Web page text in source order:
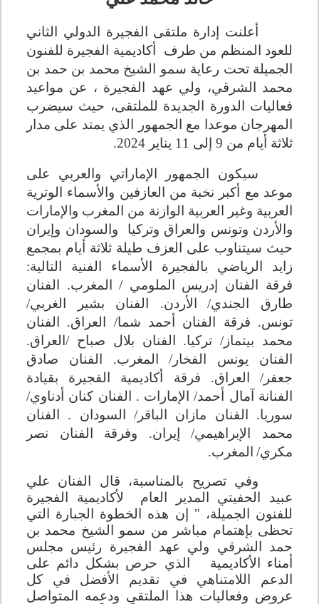
أعلنت إدارة ملتقى الفجيرة الدولي الثاني
للعود المنظم من طرف أكاديمية الفجيرة للفنون
الجميلة تحت رعاية سمو الشيخ محمد بن حمد بن
محمد الشرقي، ولي عهد الفجيرة ، عن مواعيد
فعاليات الدورة الجديدة للملتقى، حيث سيضرب
المهرجان موعدا مع الجمهور الذي يمتد على مدار
ثلاثة أيام من 9 إلى 11 يناير 2024
.
سيكون الجمهور الإماراتي والعربي على
موعد مع أكبر نخبة من العازفين والأسماء الوترية
العربية وغير العربية الوازنة من المغرب والإمارات
والأردن وتونس والعراق وتركيا والسودان وإيران
حيث سيتناوب على العزف طيلة ثلاثة أيام بمجمع
زايد الرياضي بالفجيرة الأسماء الفنية التالية:
فرقة الفنان إدريس الملومي/
المغرب. الفنان
طارق الجندي/ الأردن. الفنان بشير الغربي/
تونس. فرقة الفنان أحمد شما/ العراق. الفنان
محمد بيتماز/تركيا. الفنان بلال صباح/ العراق.
الفنان يونس الفخار/المغرب. الفنان صادق
جعفر/ العراق. فرقة أكاديمية الفجيرة بقيادة
الفنانة آمال أحمد/الإمارات . الفنان كنان أدناوي/
سوريا. الفنان مازان الباقر/ السودان . الفنان
محمد الإبراهيمي/إيران. وفرقة الفنان نصر
مكري/ المغرب.
وفي تصريح بالمناسبة، قال الفنان علي
عبيد الحفيتي المدير العام لأكاديمية الفجيرة
للفنون الجميلة، " إن هذه الخطوة الجبارة التي
تحظى بإهتمام مباشر من سمو الشيخ محمد بن
حمد الشرقي ولي عهد الفجيرة رئيس مجلس
أمناء الأكاديمية الذي حرص بشكل دائم على
الدعم اللامتناهي في تقديم الأفضل في كل
عروض وفعاليات هذا الملتقى ودعمه المتواصل